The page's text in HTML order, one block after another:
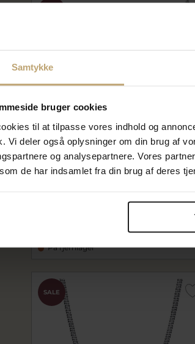
Samtykke
bruger cookies
til at tilpasse vores indhold og
Vi deler også oplysninger om din brug af
og analysepartnere. Vores
de har indsamlet fra din brug af deres
Pandora Uendelighed halskæde sølv
På fjernlager
SALE